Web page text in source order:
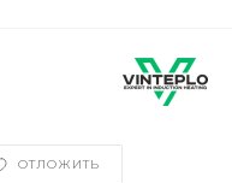
ОТЛОЖИТЬ